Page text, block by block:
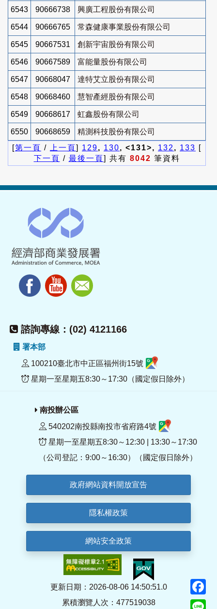
6543 90666738 興廣工程股份有限公司
6544 90666765 常森健康事業股份有限公司
6545 90667531 創新宇宙股份有限公司
6546 90667589 富能量股份有限公司
6547 90668047 達特艾立股份有限公司
6548 90668460 慧智產經股份有限公司
6549 90668617 虹鑫股份有限公司
6550 90668659
精測科技股份有限公司
[第一頁 / 上一頁] 129, 130, <131>, 132 , 133 [
下一頁 / 最後一頁] 共有 8042 筆資料
諮詢專線：(02) 4121166
署本部
100210臺北市中正區福州街15號
星期一至星期五8:30～17:30（國定假日除外）
南投辦公區
540202南投縣南投市省府路4號
星期一至星期五8:30～12:30 | 13:30～17:30
（公司登記：9:00～16:30）（國定假日除外）
政府網站資料開放宣告
隱私權政策
網站安全政策
更新日期：2026-08-06 14:50:51.0
累積瀏覽人次：477519038